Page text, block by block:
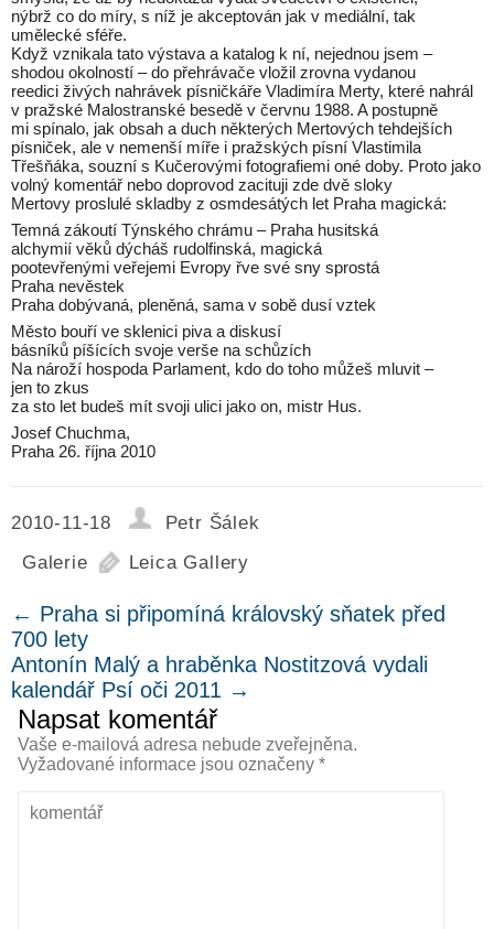
nýbrž co do míry, s níž je akceptován jak v mediální, tak
umělecké sféře.
Když vznikala tato výstava a katalog k ní, nejednou jsem –
shodou okolností – do přehrávače vložil zrovna vydanou
reedici živých nahrávek písničkáře Vladimíra Merty, které nahrál
v pražské Malostranské besedě v červnu 1988. A postupně
mi spínalo, jak obsah a duch některých Mertových tehdejších
písniček, ale v nemenší míře i pražských písní Vlastimila
Třešňáka, souzní s Kučerovými fotografiemi oné doby. Proto jako
volný komentář nebo doprovod zacituji zde dvě sloky
Mertovy proslulé skladby z osmdesátých let Praha magická:
Temná zákoutí Týnského chrámu – Praha husitská
alchymií věků dýcháš rudolfinská, magická
pootevřenými veřejemi Evropy řve své sny sprostá
Praha nevěstek
Praha dobývaná, pleněná, sama v sobě dusí vztek
Město bouří ve sklenici piva a diskusí
básníků píšících svoje verše na schůzích
Na nároží hospoda Parlament, kdo do toho můžeš mluvit –
jen to zkus
za sto let budeš mít svoji ulici jako on, mistr Hus.
Josef Chuchma,
Praha 26. října 2010
2010-11-18
Petr Šálek
Galerie
Leica Gallery
← Praha si připomíná královský sňatek před
700 lety
Antonín Malý a hraběnka Nostitzová vydali
kalendář Psí oči 2011 →
Napsat komentář
Vaše e-mailová adresa nebude zveřejněna.
Vyžadované informace jsou označeny *